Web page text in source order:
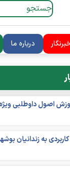
درباره ما